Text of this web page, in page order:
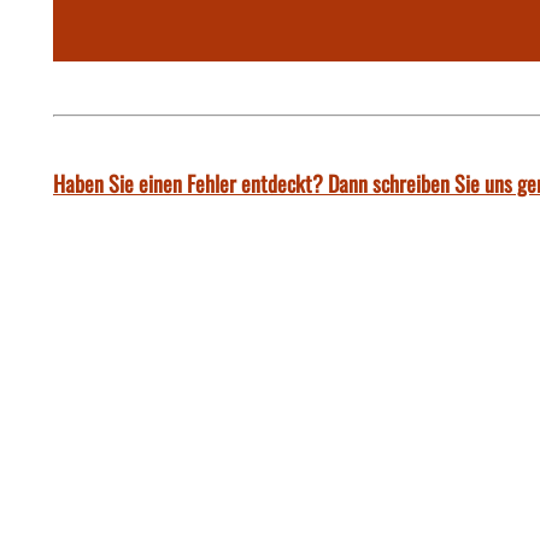
Haben Sie einen Fehler entdeckt? Dann schreiben Sie uns